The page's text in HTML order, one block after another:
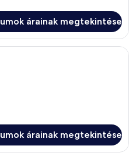
árainak megtekintése
Prémium ágynemű, minibár, széf a
árainak megtekintése